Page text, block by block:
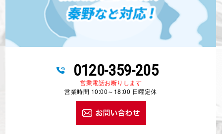
0120-359-205
営業電話お断りします
営業時間 10:00～18:00 日曜定休